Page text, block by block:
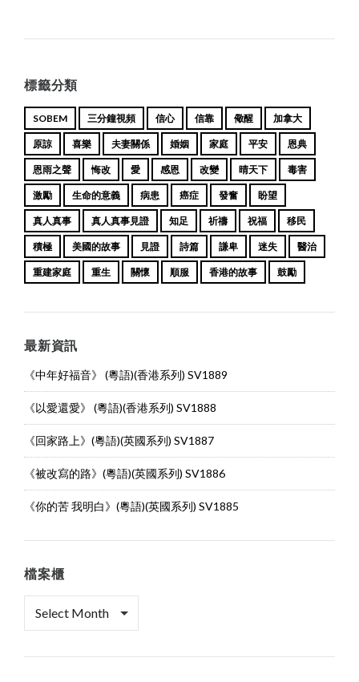
標籤分類
SOBEM 三分鐘視頻 信心 信靠 儆醒 加拿大
原諒 喜樂 夫妻關係 婚姻 家庭 平安 恩典
恩雨之聲 悔改 愛 感恩 改變 晴天下 毒害
激勵 生命的意義 病患 癌症 發奮 盼望
真人真事 真人真事見證 知足 祈禱 祝福 移民
積極 美國的故事 見證 詩篇 謙卑 迷失 醫治
重建家庭 重生 關懷 順服 香港的故事 鼓勵
最新資訊
《中年好福音》 (粵語)(香港系列) SV1889
《以愛還愛》 (粵語)(香港系列) SV1888
《回家路上》(粵語)(英國系列) SV1887
《被改寫的路》(粵語)(英國系列) SV1886
《你的苦 我明白》(粵語)(英國系列) SV1885
檔案櫃